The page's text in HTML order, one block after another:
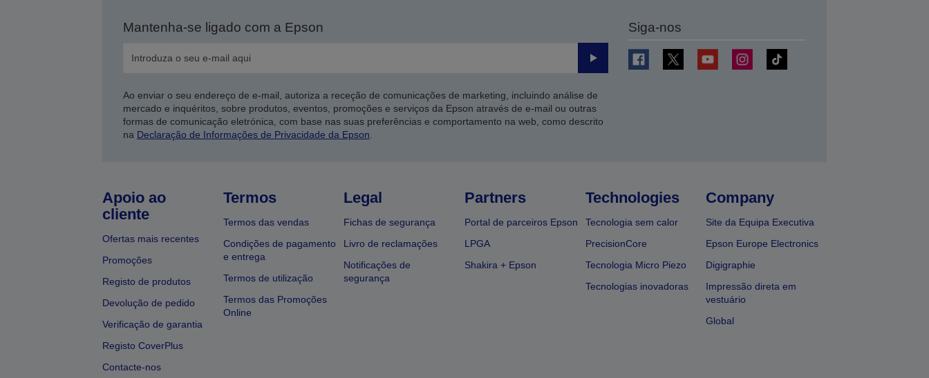
Mantenha-se ligado com a Epson
Enviar
Ao enviar o seu endereço de e-mail, autoriza a receção de comunicações de marketing, incluindo análise de
mercado e inquéritos, sobre produtos, eventos, promoções e serviços da Epson através de e-mail ou outras
formas de comunicação eletrónica, com base nas suas preferências e comportamento na web, como descrito
na Declaração de Informações de Privacidade da Epson.
Siga-nos
Apoio ao
cliente
Ofertas mais recentes
Promoções
Registo de produtos
Devolução de pedido
Verificação de garantia
Registo CoverPlus
Contacte-nos
Termos
Termos das vendas
Condições de pagamento
e entrega
Termos de utilização
Termos das Promoções
Online
Legal
Fichas de segurança
Livro de reclamações
Notificações de
segurança
Partners
Portal de parceiros Epson
LPGA
Shakira + Epson
Technologies
Tecnologia sem calor
PrecisionCore
Tecnologia Micro Piezo
Tecnologias inovadoras
Company
Site da Equipa Executiva
Epson Europe Electronics
Digigraphie
Impressão direta em
vestuário
Global